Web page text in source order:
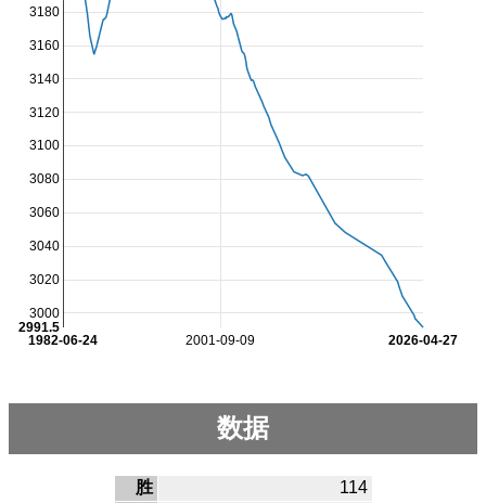
2001-09-09
1982-06-24 2026-04-27
3000
3020
3040
3060
3080
3100
3120
3140
3160
3180
2991.5
数据
胜
114